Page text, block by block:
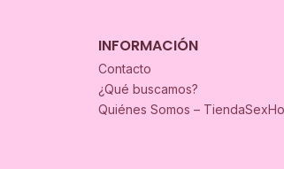
INFORMACIÓN
Contacto
¿Qué buscamos?
Quiénes Somos –